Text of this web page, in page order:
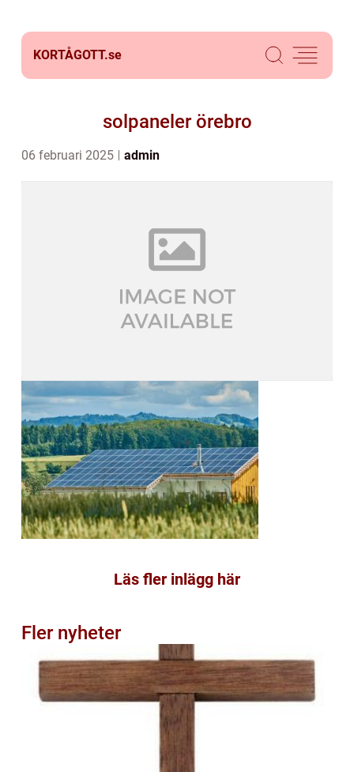
KORTÅGOTT.se
solpaneler örebro
06 februari 2025 admin
Läs fler inlägg här
Fler nyheter